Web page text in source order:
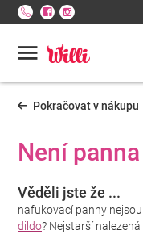
Pokračovat v nákupu
Není
Věděli jste že ...
nafukovací panny
dildo? Nejstarší